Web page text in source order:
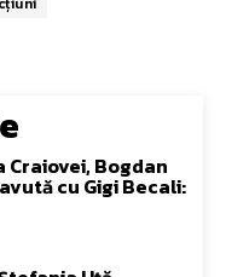
Bogdan
cu Gigi Becali: